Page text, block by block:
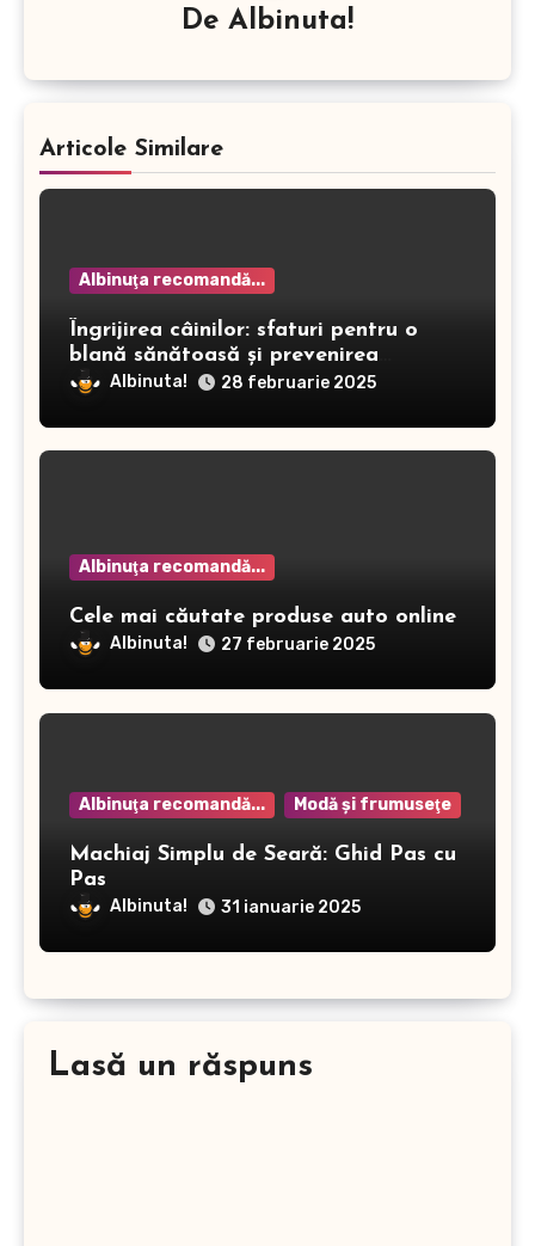
De Albinuta!
Articole Similare
Albinuţa recomandă...
Îngrijirea câinilor: sfaturi pentru o
blană sănătoasă și prevenirea
dermatitei
Albinuta! 28 februarie 2025
Albinuţa recomandă...
Cele mai căutate produse auto online
Albinuta! 27 februarie 2025
Albinuţa recomandă... Modă şi frumuseţe
Machiaj Simplu de Seară: Ghid Pas cu
Pas
Albinuta! 31 ianuarie 2025
Lasă un răspuns